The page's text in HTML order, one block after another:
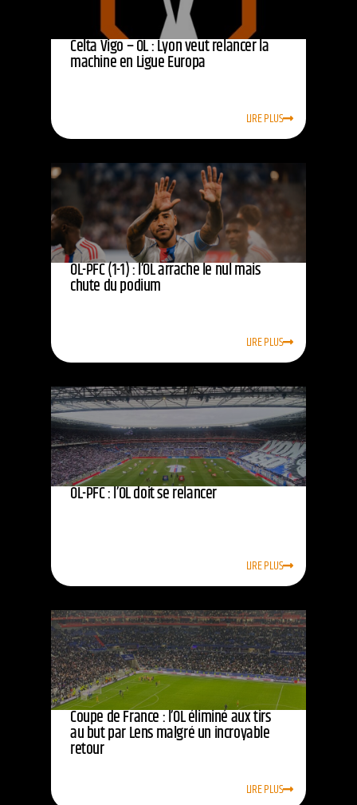
Celta Vigo – OL : Lyon veut relancer la
machine en Ligue Europa
LIRE PLUS
OL-PFC (1-1) : l’OL arrache le nul mais
chute du podium
LIRE PLUS
OL-PFC : l’OL doit se relancer
LIRE PLUS
Coupe de France : l’OL éliminé aux tirs
au but par Lens malgré un incroyable
retour
LIRE PLUS